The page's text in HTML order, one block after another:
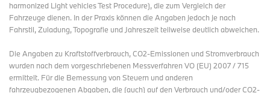
harmonized Light vehicles Test Procedure), die zum Vergleich der
Fahrzeuge dienen. In der Praxis können die Angaben jedoch je nach
Fahrstil, Zuladung, Topografie und Jahreszeit teilweise deutlich abweichen.
Die Angaben zu Kraftstoffverbrauch, CO2-Emissionen und Stromverbrauch
wurden nach dem vorgeschriebenen Messverfahren VO (EU) 2007 / 715
ermittelt. Für die Bemessung von Steuern und anderen
fahrzeugbezogenen Abgaben, die (auch) auf den Verbrauch und/oder CO2-